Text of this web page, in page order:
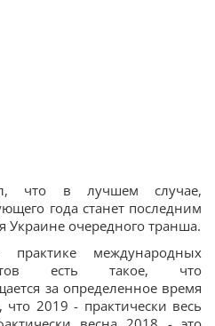
что в лучшем случае,
года станет последним
Украине очередного транша.
международных
есть такое, что
за определенное время
2019 - практически весь